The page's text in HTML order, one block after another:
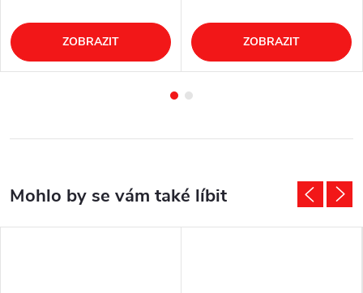
ZOBRAZIT ZOBRAZIT